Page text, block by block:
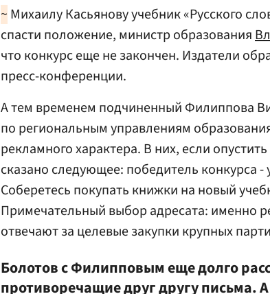
~ Михаилу Касьянову учебник «Русского
спасти положение, министр образования
что конкурс еще не закончен. Издатели
пресс-конференции.
А тем временем подчиненный Филиппова
по региональным управлениям
рекламного характера. В них, если
сказано следующее: победитель конкурса -
Соберетесь покупать книжки на новый
Примечательный выбор адресата: именно
отвечают за целевые закупки крупных
Болотов с Филипповым еще долго
противоречащие друг другу письма.